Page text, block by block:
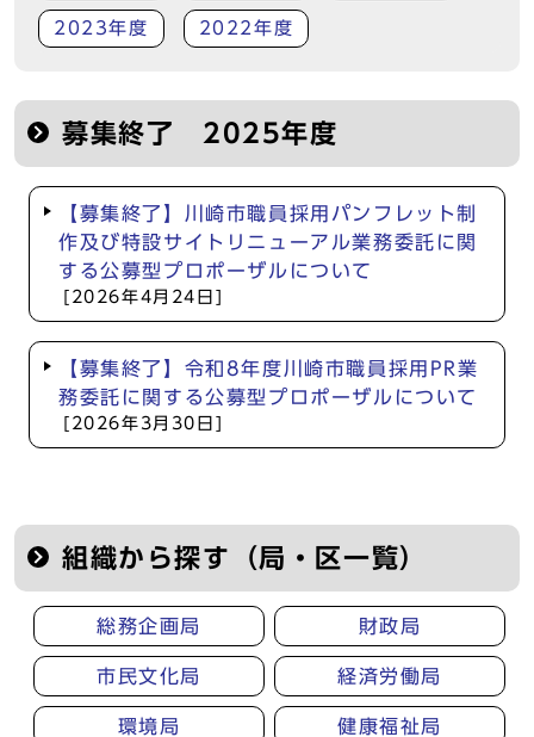
2023年度 2022年度
募集終了 2025年度
【募集終了】川崎市職員採用パンフレット制
作及び特設サイトリニューアル業務委託に関
する公募型プロポーザルについて
[2026年4月24日]
【募集終了】令和8年度川崎市職員採用PR業
務委託に関する公募型プロポーザルについて
[2026年3月30日]
組織から探す（局・区一覧）
総務企画局 財政局
市民文化局 経済労働局
環境局 健康福祉局